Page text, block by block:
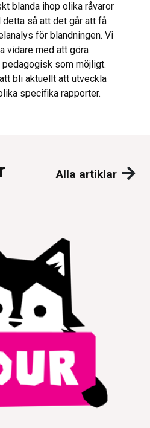
blanda ihop olika råvaror
så att det går att få
för blandningen. Vi
vidare med att göra
som möjligt.
bli aktuellt att utveckla
specifika rapporter.
Alla artiklar